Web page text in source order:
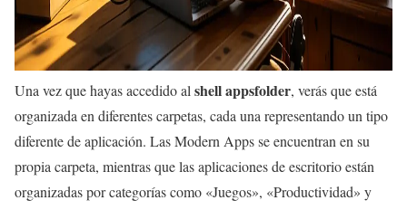
Una vez que hayas accedido al shell appsfolder, verás que está
organizada en diferentes carpetas, cada una representando un tipo
diferente de aplicación. Las Modern Apps se encuentran en su
propia carpeta, mientras que las aplicaciones de escritorio están
organizadas por categorías como «Juegos», «Productividad» y